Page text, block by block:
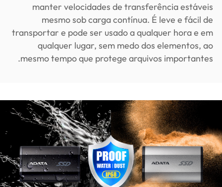
manter velocidades de transferência estáveis
mesmo sob carga contínua. É leve e fácil de
transportar e pode ser usado a qualquer hora e em
qualquer lugar, sem medo dos elementos, ao
mesmo tempo que protege arquivos importantes.